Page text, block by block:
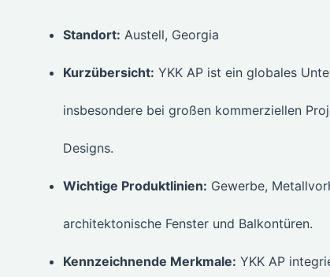
Standort: Austell, Georgia
Kurzübersicht: YKK AP ist ein globales
insbesondere bei großen kommerziellen
Designs.
Wichtige Produktlinien: Gewerbe,
architektonische Fenster und Balkontüren.
Kennzeichnende Merkmale: YKK AP